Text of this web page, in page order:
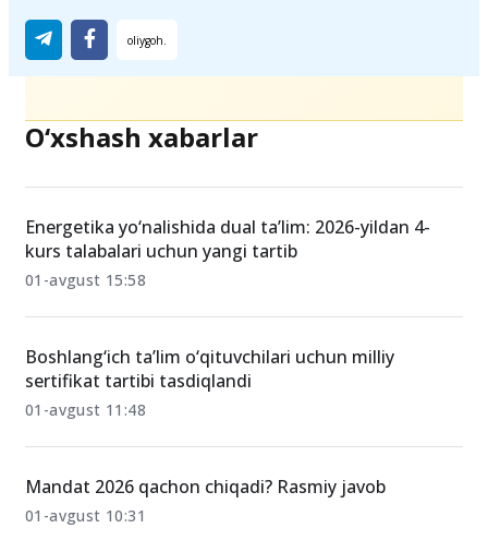
O‘xshash xabarlar
Energetika yo‘nalishida dual ta’lim: 2026-yildan 4-
kurs talabalari uchun yangi tartib
01-avgust 15:58
Boshlang‘ich ta’lim o‘qituvchilari uchun milliy
sertifikat tartibi tasdiqlandi
01-avgust 11:48
Mandat 2026 qachon chiqadi? Rasmiy javob
01-avgust 10:31